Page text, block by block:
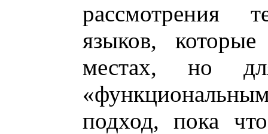
рассмотрения
языков,
местах, но
подход, пока